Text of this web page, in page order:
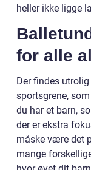
heller ikke ligge
for alle
Der findes
sportsgrene,
du har et barn,
der er ekstra
måske være det
mange